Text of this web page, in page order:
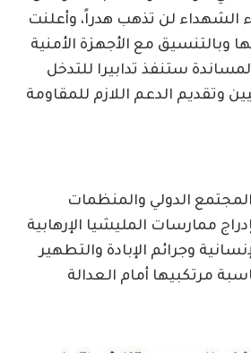
الشهداء لن تذهب هدراً، وأعلنت
وبالتنسيق مع الأجهزة الأمنية
ستنفذ تدابيرا للتدخل
وتقديم الدعم اللازم للمقاومة
الدولي والمنظمات
ممارسات المليشيا الإرهابية
وجرائم الإبادة والتطهير
مرتكبيها أمام العدالة